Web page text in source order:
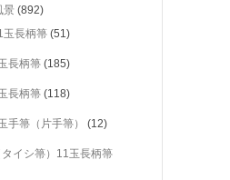
景 (892)
玉長柄箒 (51)
長柄箒 (185)
長柄箒 (118)
手箒（片手箒） (12)
タイシ箒）11玉長柄箒